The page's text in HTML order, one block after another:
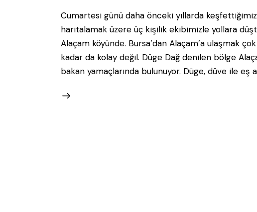
Cumartesi günü daha önceki yıllarda
haritalamak üzere üç kişilik ekibimizle yollara
Alaçam köyünde. Bursa’dan Alaçam’a ulaşmak
kadar da kolay değil. Düge Dağ denilen bölge
bakan yamaçlarında bulunuyor. Düge, düve ile eş